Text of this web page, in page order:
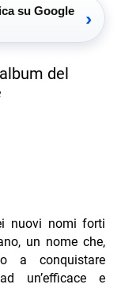
su Google
›
del
nuovi nomi forti
un nome che,
a conquistare
un’efficace e